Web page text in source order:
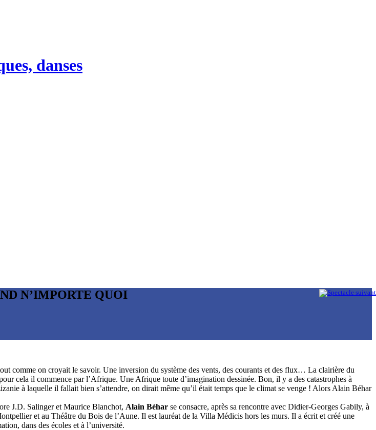
danses
N’IMPORTE QUOI
comme on croyait le savoir. Une inversion du système des vents, des courants et des flux… La clairière du
cela il commence par l’Afrique. Une Afrique toute d’imagination dessinée. Bon, il y a des catastrophes à
à laquelle il fallait bien s’attendre, on dirait même qu’il était temps que le climat se venge ! Alors Alain Béhar
J.D. Salinger et Maurice Blanchot, Alain Béhar se consacre, après sa rencontre avec Didier-Georges Gabily, à
et au Théâtre du Bois de l’Aune. Il est lauréat de la Villa Médicis hors les murs. Il a écrit et créé une
dans des écoles et à l’université.